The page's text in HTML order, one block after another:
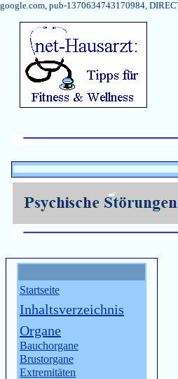
google.com, pub-1370634743170984,
Startseite
Inhaltsverzeichnis
Organe
Bauchorgane
Brustorgane
Extremitäten